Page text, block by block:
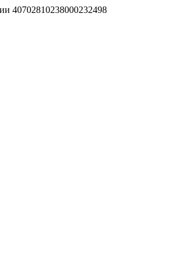
40702810238000232498